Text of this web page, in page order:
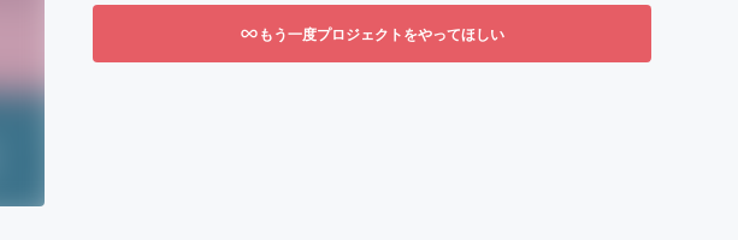
もう一度プロジェクトをやってほしい